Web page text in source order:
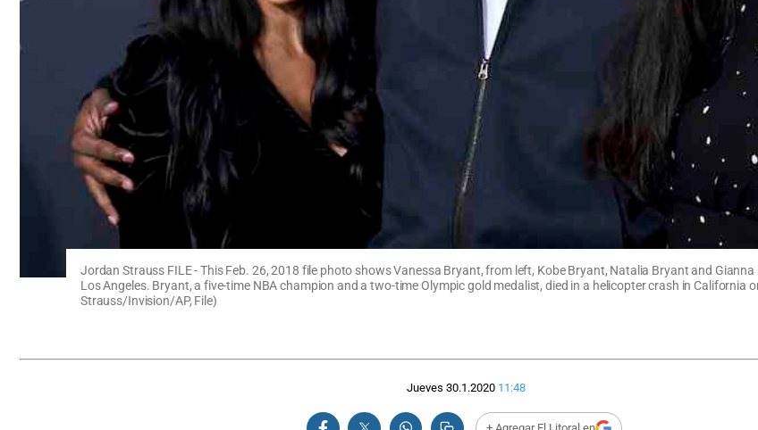
Jordan Strauss FILE - This Feb. 26, 2018 file photo shows Vanessa Bryant, from left, Kobe Bryant, Natalia Bryant and
Los Angeles. Bryant, a five-time NBA champion and a two-time Olympic gold medalist, died in a helicopter crash in California
Strauss/Invision/AP, File)
Jueves 30.1.2020 11:48